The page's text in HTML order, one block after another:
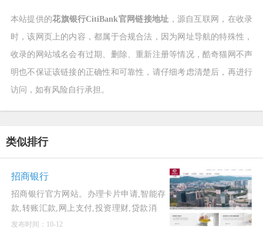
本站提供的花旗银行CitiBank官网链接地址 ，源自互联网，在收录
时，该网页上的内容，都属于合规合法，因为网址导航的特殊性，
收录的网站域名会有过期、删除、重新注册等情况，酷奇猫网不声
明也不保证该链接的正确性和可靠性，请仔细考虑清楚后，再进行
访问，如有风险自行承担。
类似排行
招商银行
招商银行官方网站。办理卡片申请,智能存
款,转账汇款,网上支付,投资理财,贷款消
费,信用卡还款,生活缴费,外汇买卖,实时利
发布时间：10-12